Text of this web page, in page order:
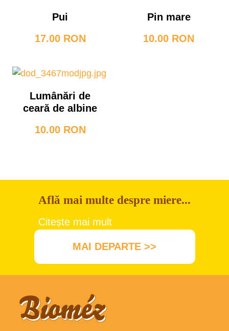
Pui
17.00 RON
Pin mare
10.00 RON
Lumânări de
ceară de albine
10.00 RON
Află mai multe despre miere...
Citește mai mult
MAI DEPARTE >>